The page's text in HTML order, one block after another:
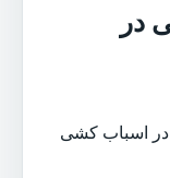
در
در اسباب کشی